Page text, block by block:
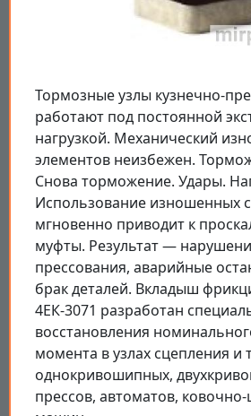
Тормозные узлы кузнечно-
работают под постоянной
нагрузкой. Механический
элементов неизбежен.
Снова торможение. Удары.
Использование изношенных
мгновенно приводит к
муфты. Результат —
прессования, аварийные
брак деталей. Вкладыш
4ЕК-3071 разработан
восстановления
момента в узлах сцепления и
однокривошипных,
прессов, автоматов,